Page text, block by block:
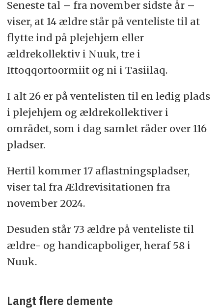
Seneste tal – fra november sidste år –
viser, at 14 ældre står på venteliste til at
flytte ind på plejehjem eller
ældrekollektiv i Nuuk, tre i
Ittoqqortoormiit og ni i Tasiilaq.
I alt 26 er på ventelisten til en ledig plads
i plejehjem og ældrekollektiver i
området, som i dag samlet råder over 116
pladser.
Hertil kommer 17 aflastningspladser,
viser tal fra Ældrevisitationen fra
november 2024.
Desuden står 73 ældre på venteliste til
ældre- og handicapboliger, heraf 58 i
Nuuk.
Langt flere demente